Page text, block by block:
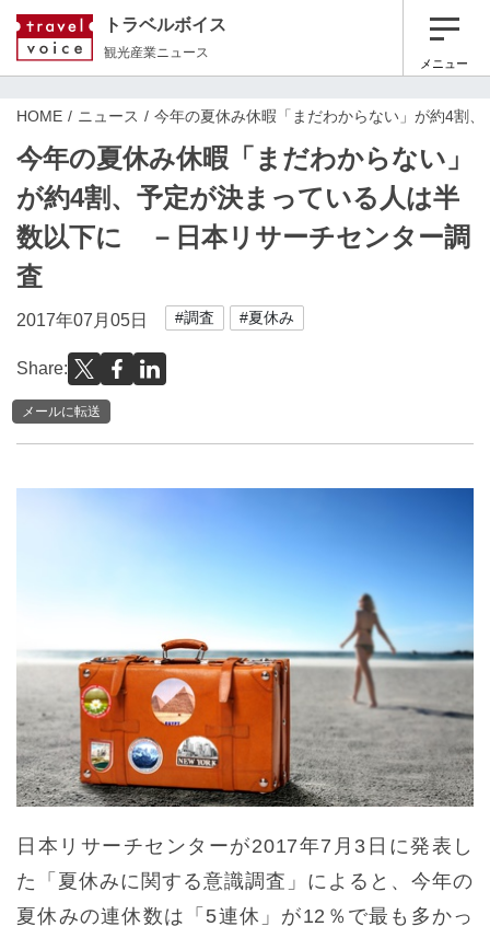
トラベルボイス
観光産業ニュース
メニュー
HOME ニュース 今年の夏休み休暇「まだわからない」が約4割
今年の夏休み休暇「まだわからない」
が約4割、予定が決まっている人は半
数以下に －日本リサーチセンター調
査
2017年07月05日 #調査 #夏休み
Share:
メールに転送
日本リサーチセンターが2017年7月3日に発表し
た「夏休みに関する意識調査」によると、今年の
夏休みの連休数は「5連休」が12％で最も多かっ